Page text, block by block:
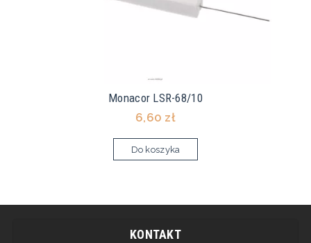
Monacor LSR-68/10
6,60 zł
Do koszyka
KONTAKT